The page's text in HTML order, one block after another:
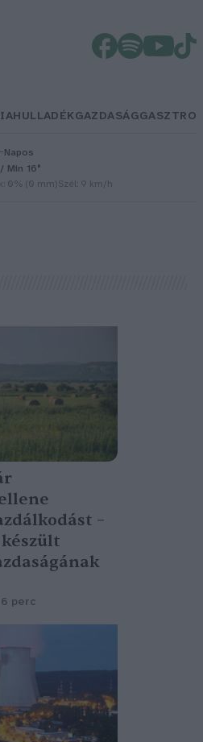
HULLADÉKGAZDASÁGGASZTRO
–Napos
Min 16°
0% (0 mm)Szél: 9 km/h
–
6 perc